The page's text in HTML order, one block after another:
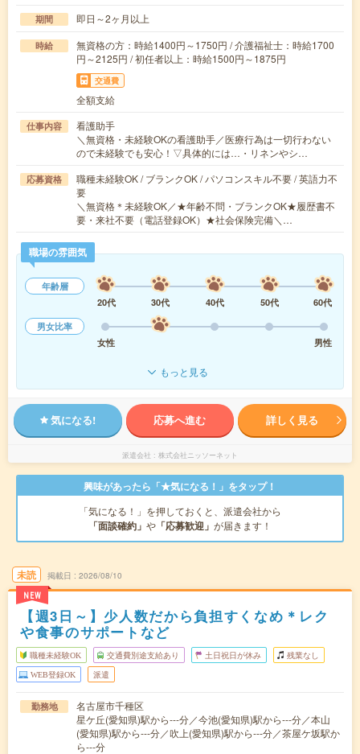
期間 即日～2ヶ月以上
時給
無資格の方：時給1400円～1750円 / 介護福祉士：時給1700
円～2125円 / 初任者以上：時給1500円～1875円
交通費
全額支給
仕事内容
看護助手
＼無資格・未経験OKの看護助手／医療行為は一切行わない
ので未経験でも安心！▽具体的には…・リネンやシ…
応募資格
職種未経験OK / ブランクOK / パソコンスキル不要 / 英語力不
要
＼無資格＊未経験OK／★年齢不問・ブランクOK★履歴書不
要・来社不要（電話登録OK）★社会保険完備＼…
職場の雰囲気
年齢層
20代
30代 40代 50代
60代
男女比率
女性
男性
もっと見る
気になる! 応募へ進む 詳しく見る
派遣会社 株式会社ニッソーネット
興味があったら「★気になる！」をタップ！
「気になる！」を押しておくと、派遣会社から
「面談確約」 や 「応募歓迎」 が届きます！
未読
NEW
掲載日 2026/08/10
【週3日～】少人数だから負担すくなめ＊レク
や食事のサポートなど
職種未経験OK 交通費別途支給あり 土日祝日が休み 残業なし
WEB登録OK 派遣
勤務地
名古屋市千種区
星ケ丘(愛知県)駅から---分／今池(愛知県)駅から---分／本山
(愛知県)駅から---分／吹上(愛知県)駅から---分／茶屋ケ坂駅か
ら---分